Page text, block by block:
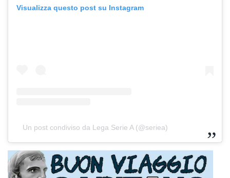
Visualizza questo post su Instagram
Un post condiviso da Lega Serie A (@seriea)